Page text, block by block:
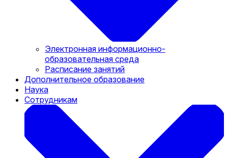
Электронная информационно-
образовательная среда
Расписание занятий
Дополнительное образование
Наука
Сотрудникам